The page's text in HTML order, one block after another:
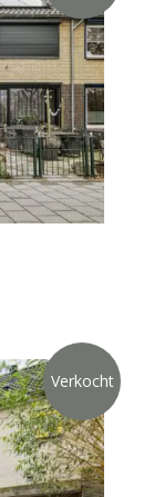
Verkocht